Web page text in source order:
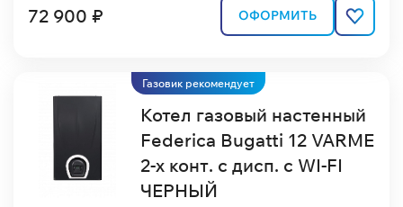
72 900 ₽ ОФОРМИТЬ
Газовик рекомендует
Котел газовый настенный
Federica Bugatti 12 VARME
2-х конт. с дисп. с WI-FI
ЧЕРНЫЙ